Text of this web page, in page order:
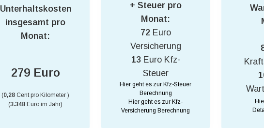
Unterhaltskosten
insgesamt pro
Monat:
279 Euro
(0,28 Cent pro Kilometer )
(3.348 Euro im Jahr)
+ Steuer pro
Monat:
72 Euro
Versicherung
13 Euro Kfz-
Steuer
Hier geht es zur Kfz-Steuer
Berechnung
Hier geht es zur Kfz-
Versicherung Berechnung